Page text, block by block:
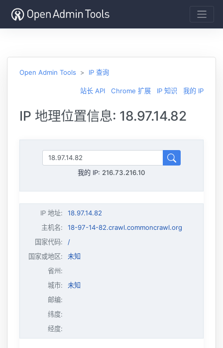
Open Admin Tools IP 查询
站长 API Chrome 扩展 IP 知识 我的 IP
IP 地理位置信息: 18.97.14.82
我的 IP: 216.73.216.10
IP 地址:
18.97.14.82
主机名:
18-97-14-82.crawl.commoncrawl.org
国家代码:
/
国家或地区:
未知
省州:
城市:
未知
邮编:
纬度:
经度: